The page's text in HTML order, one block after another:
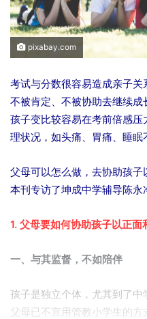
pixabay.com
考试与分数很容易造成亲子关
不被肯定、不被协助去继续成
孩子变比较容易在考前倍感
理状况，如头痛、胃痛、睡眠
父母可以怎么做，去协助孩子
本刊专访了坤成中学辅导陈永
1. 父母要如何协助孩子以正面
一、与其监督，不如陪伴
孩子是独立个体，尤其到了中
父母已不宜用管教小学生的